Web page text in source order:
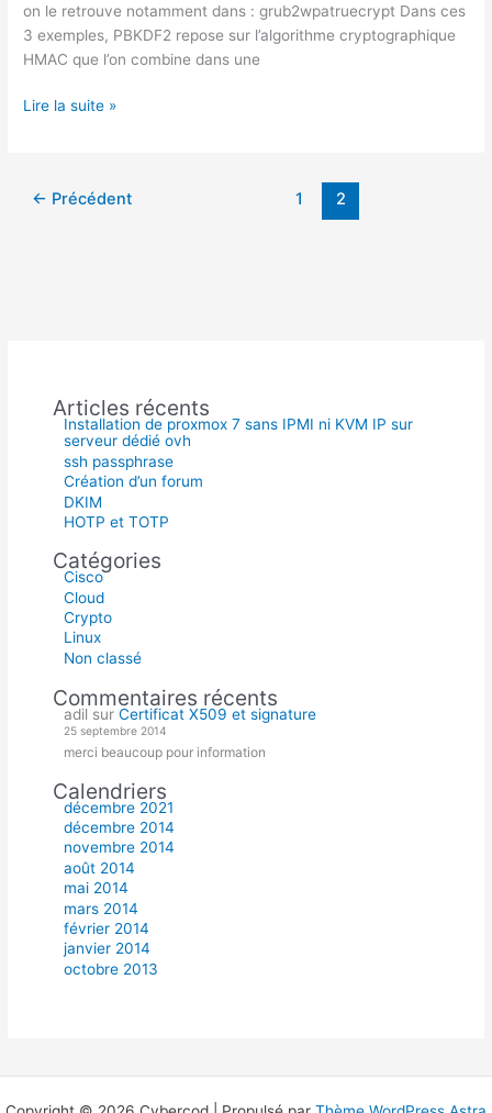
on le retrouve notamment dans : grub2wpatruecrypt Dans ces
3 exemples, PBKDF2 repose sur l’algorithme cryptographique
HMAC que l’on combine dans une
Crypto
Lire la suite »
← Précédent 1 2
Articles récents
Installation de proxmox 7 sans IPMI ni KVM IP sur
serveur dédié ovh
ssh passphrase
Création d’un forum
DKIM
HOTP et TOTP
Catégories
Cisco
Cloud
Crypto
Linux
Non classé
Commentaires récents
adil surCertificat X509 et signature
25 septembre 2014
merci beaucoup pour information
Calendriers
décembre 2021
décembre 2014
novembre 2014
août 2014
mai 2014
mars 2014
février 2014
janvier 2014
octobre 2013